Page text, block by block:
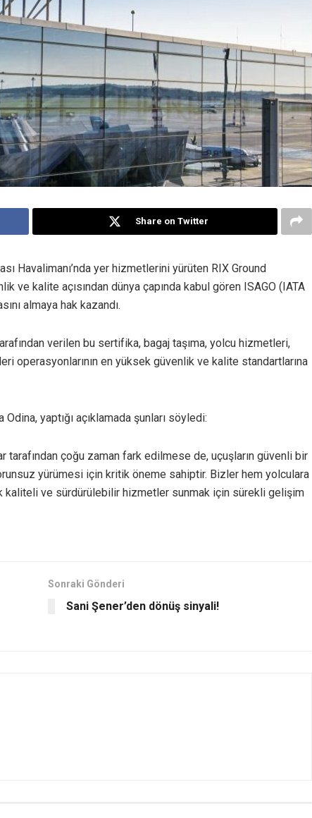
Share on Twitter
Havalimanı’nda yer hizmetlerini yürüten RIX Ground
ve kalite açısından dünya çapında kabul gören ISAGO (IATA
almaya hak kazandı.
verilen bu sertifika, bagaj taşıma, yolcu hizmetleri,
operasyonlarının en yüksek güvenlik ve kalite standartlarına
yaptığı açıklamada şunları söyledi:
tarafından çoğu zaman fark edilmese de, uçuşların güvenli bir
yürümesi için kritik öneme sahiptir. Bizler hem yolculara
kaliteli ve sürdürülebilir hizmetler sunmak için sürekli gelişim
Sonraki Gönderi
Sani Şener’den dönüş sinyali!